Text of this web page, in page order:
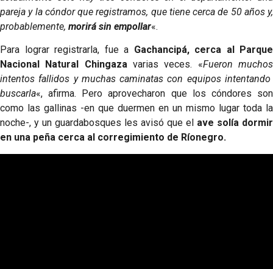
pareja y la cóndor que registramos, que tiene cerca de 50 años y,
probablemente, morirá sin empollar«.
Para lograr registrarla, fue a Gachancipá, cerca al Parque
Nacional Natural Chingazavarias veces. «Fueron muchos
intentos fallidos y muchas caminatas con equipos intentando
buscarla«, afirma. Pero aprovecharon que los cóndores son
como las gallinas -en que duermen en un mismo lugar toda la
noche-, y un guardabosques les avisó que el ave solía dormir
en una peña cerca al corregimiento de Ríonegro.